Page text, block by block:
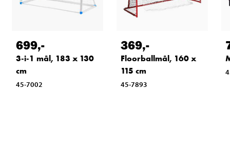
699,-
3-i-1 mål, 183 x 130
cm
45-7002
369,-
Floorballmål, 160 x
115 cm
45-7893